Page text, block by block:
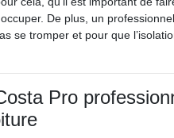
De plus, un
se tromper et pour que
Pro